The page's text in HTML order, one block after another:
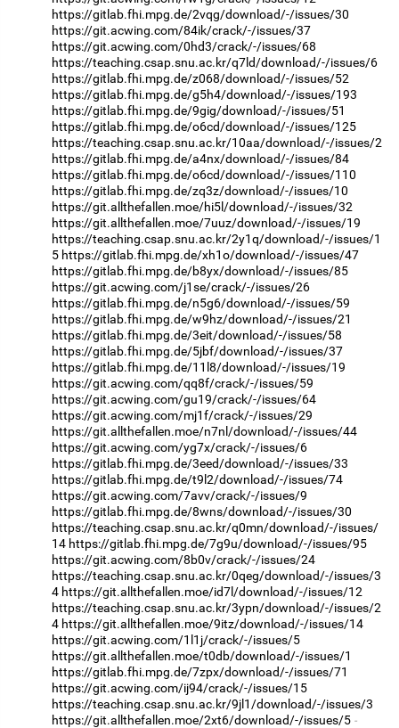
https://gitlab.fhi.mpg.de/2vqg/download/-/issues/30
https://git.acwing.com/84ik/crack/-/issues/37
https://git.acwing.com/0hd3/crack/-/issues/68
https://teaching.csap.snu.ac.kr/q7ld/download/-/issues/6
https://gitlab.fhi.mpg.de/z068/download/-/issues/52
https://gitlab.fhi.mpg.de/g5h4/download/-/issues/193
https://gitlab.fhi.mpg.de/9gig/download/-/issues/51
https://gitlab.fhi.mpg.de/o6cd/download/-/issues/125
https://teaching.csap.snu.ac.kr/10aa/download/-/issues/2
https://gitlab.fhi.mpg.de/a4nx/download/-/issues/84
https://gitlab.fhi.mpg.de/o6cd/download/-/issues/110
https://gitlab.fhi.mpg.de/zq3z/download/-/issues/10
https://git.allthefallen.moe/hi5l/download/-/issues/32
https://git.allthefallen.moe/7uuz/download/-/issues/19
https://teaching.csap.snu.ac.kr/2y1q/download/-/issues/1
5 https://gitlab.fhi.mpg.de/xh1o/download/-/issues/47
https://gitlab.fhi.mpg.de/b8yx/download/-/issues/85
https://git.acwing.com/j1se/crack/-/issues/26
https://gitlab.fhi.mpg.de/n5g6/download/-/issues/59
https://gitlab.fhi.mpg.de/w9hz/download/-/issues/21
https://gitlab.fhi.mpg.de/3eit/download/-/issues/58
https://gitlab.fhi.mpg.de/5jbf/download/-/issues/37
https://gitlab.fhi.mpg.de/11l8/download/-/issues/19
https://git.acwing.com/qq8f/crack/-/issues/59
https://git.acwing.com/gu19/crack/-/issues/64
https://git.acwing.com/mj1f/crack/-/issues/29
https://git.allthefallen.moe/n7nl/download/-/issues/44
https://git.acwing.com/yg7x/crack/-/issues/6
https://gitlab.fhi.mpg.de/3eed/download/-/issues/33
https://gitlab.fhi.mpg.de/t9l2/download/-/issues/74
https://git.acwing.com/7avv/crack/-/issues/9
https://gitlab.fhi.mpg.de/8wns/download/-/issues/30
https://teaching.csap.snu.ac.kr/q0mn/download/-/issues/
14 https://gitlab.fhi.mpg.de/7g9u/download/-/issues/95
https://git.acwing.com/8b0v/crack/-/issues/24
https://teaching.csap.snu.ac.kr/0qeg/download/-/issues/3
4 https://git.allthefallen.moe/id7l/download/-/issues/12
https://teaching.csap.snu.ac.kr/3ypn/download/-/issues/2
4 https://git.allthefallen.moe/9itz/download/-/issues/14
https://git.acwing.com/1l1j/crack/-/issues/5
https://git.allthefallen.moe/t0db/download/-/issues/1
https://gitlab.fhi.mpg.de/7zpx/download/-/issues/71
https://git.acwing.com/ij94/crack/-/issues/15
https://teaching.csap.snu.ac.kr/9jl1/download/-/issues/3
https://git.allthefallen.moe/2xt6/download/-/issues/5